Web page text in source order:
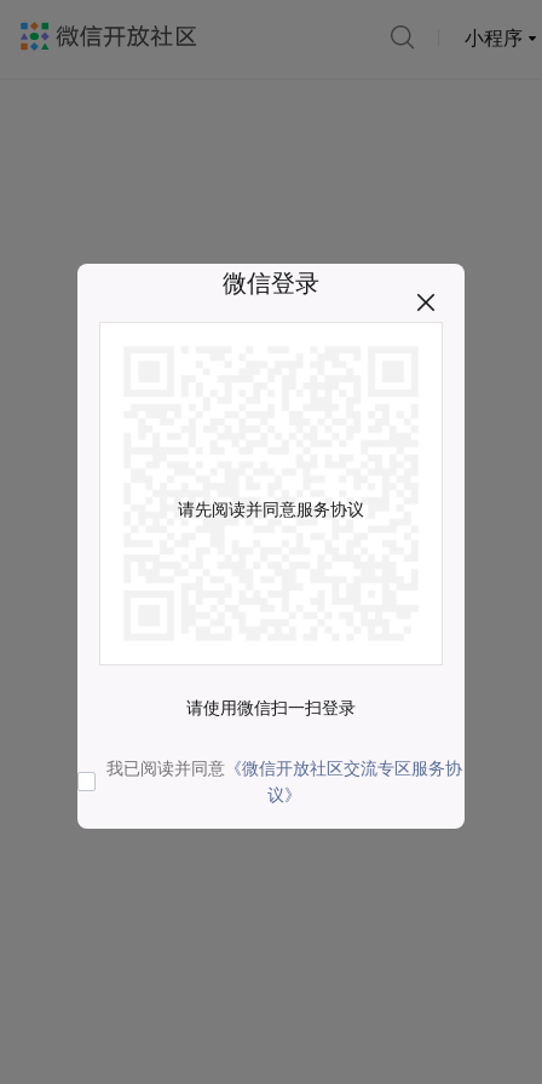
小程序
微信登录
请先阅读并同意服务协议
请使用微信扫一扫登录
我已阅读并同意 《微信开放社区交流专区服务协
议》